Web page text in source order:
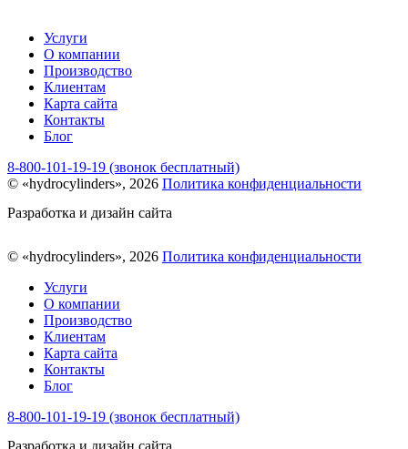
Услуги
О компании
Производство
Клиентам
Карта сайта
Контакты
Блог
8-800-101-19-19 (звонок бесплатный)
© «hydrocylinders», 2026 Политика конфиденциальности
Разработка и дизайн сайта
© «hydrocylinders», 2026 Политика конфиденциальности
Услуги
О компании
Производство
Клиентам
Карта сайта
Контакты
Блог
8-800-101-19-19 (звонок бесплатный)
Разработка и дизайн сайта